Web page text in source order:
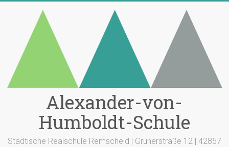
Alexander-von-
Humboldt-Schule
Städtische Realschule Remscheid | Grunerstraße 12 | 42857